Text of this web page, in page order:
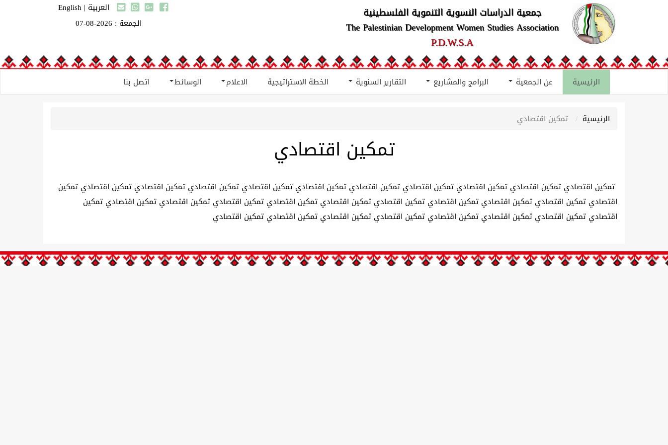
جمعية الدراسات النسوية التنموية الفلسطينية
The Palestinian Development Women Studies Association
P.D.W.S.A
العربية |
English
الجمعة : 2026-08-07
الرئيسية عن الجمعية البرامج والمشاريع التقارير السنوية الخطة الاستراتيجية الاعلام الوسائط اتصل بنا
الرئيسية تمكين اقتصادي
تمكين اقتصادي
تمكين اقتصادي تمكين اقتصادي تمكين اقتصادي تمكين اقتصادي تمكين اقتصادي تمكين اقتصادي تمكين اقتصادي تمكين اقتصادي تمكين اقتصادي تمكين اقتصادي تمكين
اقتصادي تمكين اقتصادي تمكين اقتصادي تمكين اقتصادي تمكين اقتصادي تمكين اقتصادي تمكين اقتصادي تمكين اقتصادي تمكين اقتصادي تمكين اقتصادي تمكين
اقتصادي تمكين اقتصادي تمكين اقتصادي تمكين اقتصادي تمكين اقتصادي تمكين اقتصادي تمكين اقتصادي تمكين اقتصادي